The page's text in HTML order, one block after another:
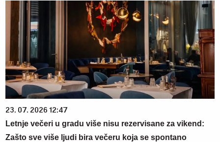
23. 07. 2026 12:47
Letnje večeri u gradu više nisu rezervisane za vikend:
Zašto sve više ljudi bira večeru koja se spontano